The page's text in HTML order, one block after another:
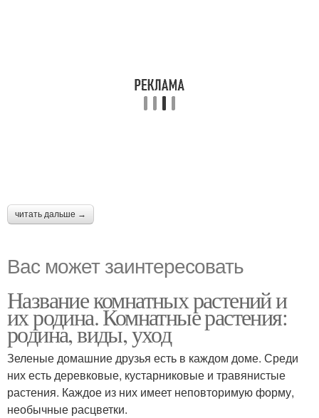
читать дальше →
Вас может заинтересовать
Название комнатных растений и
их родина. Комнатные растения:
родина, виды, уход
Зеленые домашние друзья есть в каждом доме. Среди
них есть деревковые, кустарниковые и травянистые
растения. Каждое из них имеет неповторимую форму,
необычные расцветки.